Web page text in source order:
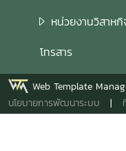
หน่วยงาน
โทรสาร
Web Template
นโยบายการพัฒนาระบบ |